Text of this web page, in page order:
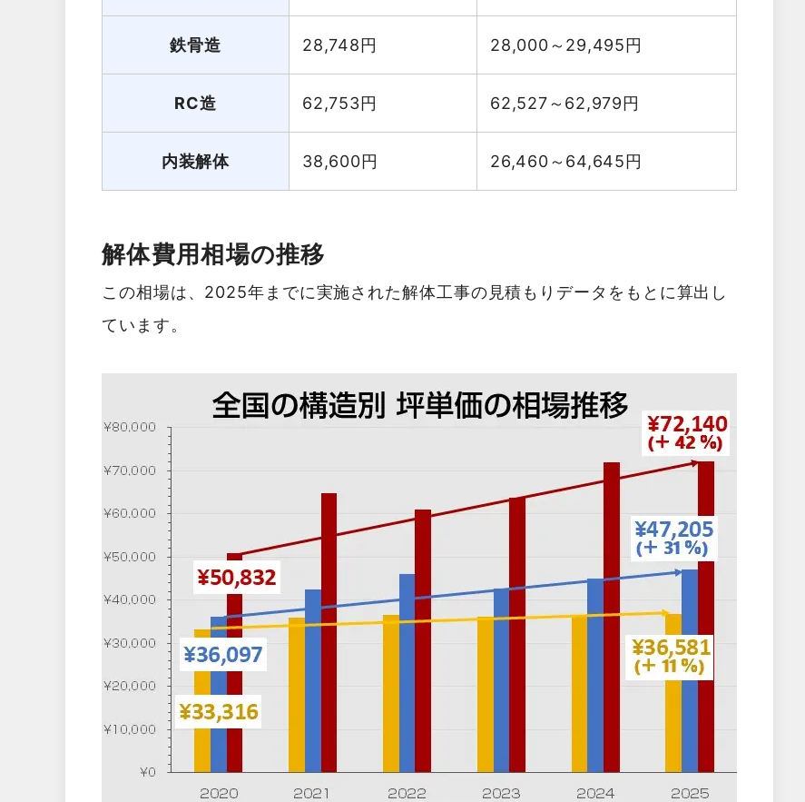
鉄骨造 28,748円 28,000～29,495円
RC造 62,753円 62,527～62,979円
内装解体 38,600円 26,460～64,645円
解体費用相場の推移
この相場は、2025年までに実施された解体工事の見積もりデータをもとに算出し
ています。